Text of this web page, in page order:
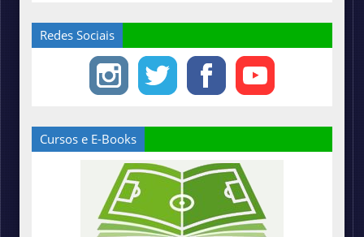
Redes Sociais
Cursos e E-Books